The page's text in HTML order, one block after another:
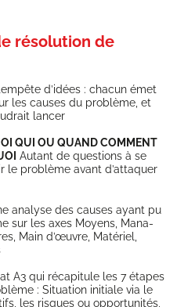
résolution de
d’idées : cha­cun émet
les causes du pro­blème, et
lancer
QUI OU QUAND COMMENT
Autant de ques­tions à se
le pro­blème avant d’attaquer
ana­lyse des causes ayant pu
sur les axes Moyens, Mana­
Main d’œuvre, Maté­riel,
A3 qui réca­pi­tule les 7 étapes
: Situa­tion ini­tiale via le
les risques ou oppor­tu­ni­tés,